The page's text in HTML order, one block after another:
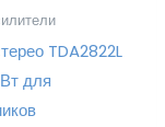
TDA2822L
для